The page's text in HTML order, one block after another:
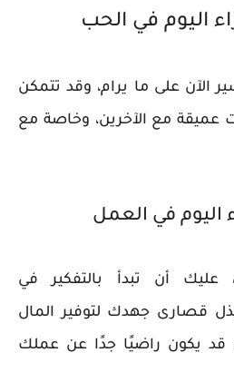
اليوم في الحب
الآن على ما يرام، وقد تتمكن
عميقة مع الآخرين، وخاصة مع
اليوم في العمل
عليك أن تبدأ بالتفكير في
قصارى جهدك لتوفير المال
يكون راضيًا جدًا عن عملك